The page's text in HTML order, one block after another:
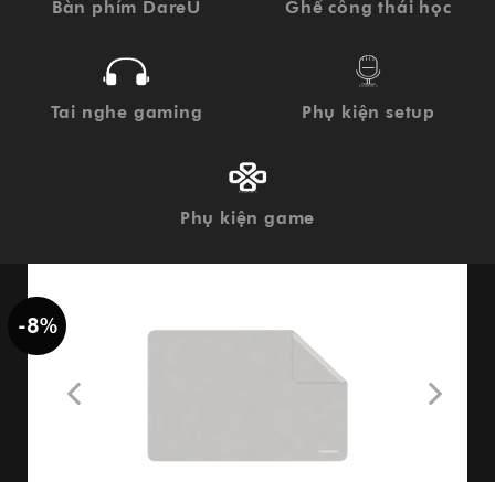
Bàn phím DareU Ghế công thái học
Tai nghe gaming Phụ kiện setup
Phụ kiện game
-8%